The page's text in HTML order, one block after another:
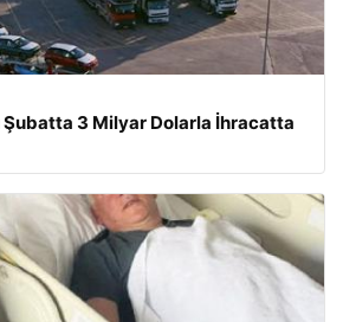
3 Milyar Dolarla İhracatta